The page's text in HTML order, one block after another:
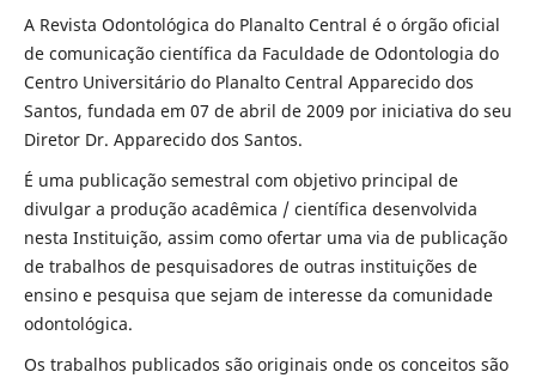
A Revista Odontológica do Planalto Central é o órgão oficial
de comunicação científica da Faculdade de Odontologia do
Centro Universitário do Planalto Central Apparecido dos
Santos, fundada em 07 de abril de 2009 por iniciativa do seu
Diretor Dr. Apparecido dos Santos.
É uma publicação semestral com objetivo principal de
divulgar a produção acadêmica / científica desenvolvida
nesta Instituição, assim como ofertar uma via de publicação
de trabalhos de pesquisadores de outras instituições de
ensino e pesquisa que sejam de interesse da comunidade
odontológica.
Os trabalhos publicados são originais onde os conceitos são